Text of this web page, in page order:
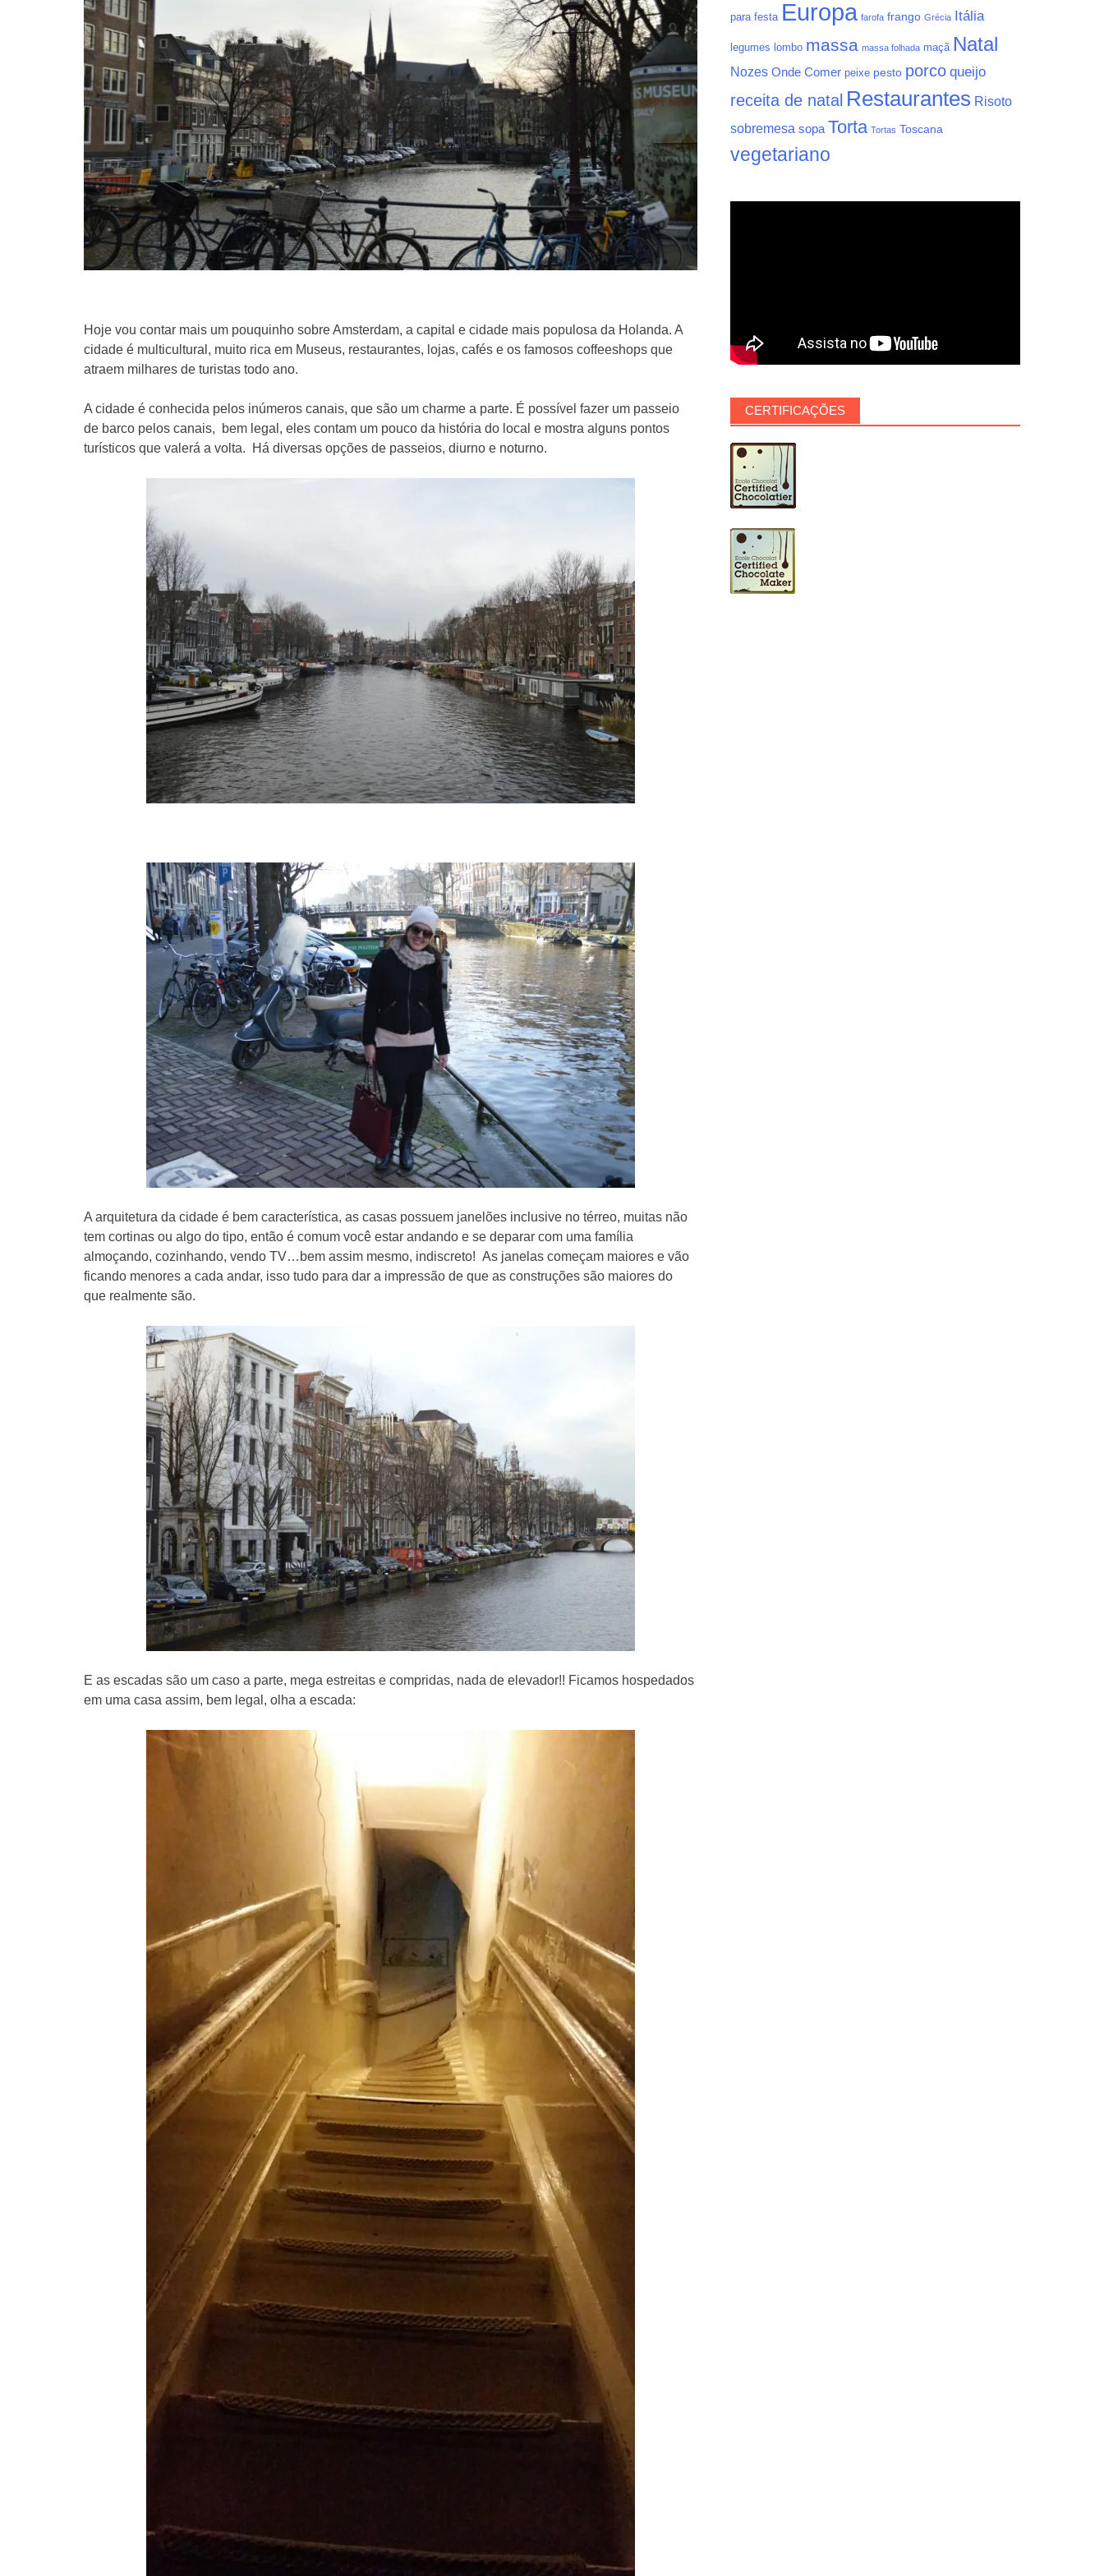
Hoje vou contar mais um pouquinho sobre Amsterdam, a capital e cidade mais populosa da Holanda. A
cidade é multicultural, muito rica em Museus, restaurantes, lojas, cafés e os famosos coffeeshops que
atraem milhares de turistas todo ano.
A cidade é conhecida pelos inúmeros canais, que são um charme a parte. É possível fazer um passeio
de barco pelos canais, bem legal, eles contam um pouco da história do local e mostra alguns pontos
turísticos que valerá a volta. Há diversas opções de passeios, diurno e noturno.
A arquitetura da cidade é bem característica, as casas possuem janelões inclusive no térreo, muitas não
tem cortinas ou algo do tipo, então é comum você estar andando e se deparar com uma família
almoçando, cozinhando, vendo TV…bem assim mesmo, indiscreto! As janelas começam maiores e vão
ficando menores a cada andar, isso tudo para dar a impressão de que as construções são maiores do
que realmente são.
E as escadas são um caso a parte, mega estreitas e compridas, nada de elevador!! Ficamos hospedados
em uma casa assim, bem legal, olha a escada:
para festa Europa farofa frango Grécia Itália
legumes lombo massa massa folhada maçã Natal
Nozes Onde Comer peixe pesto porco queijo
receita de natal Restaurantes Risoto
sobremesa sopa Torta Tortas Toscana
vegetariano
CERTIFICAÇÕES